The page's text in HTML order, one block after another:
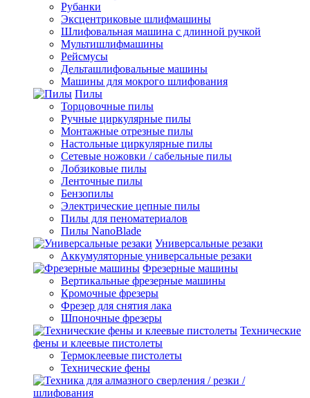
Рубанки
Эксцентриковые шлифмашины
Шлифовальная машина с длинной ручкой
Мультишлифмашины
Рейсмусы
Дельташлифовальные машины
Машины для мокрого шлифования
Пилы
Торцовочные пилы
Ручные циркулярные пилы
Монтажные отрезные пилы
Настольные циркулярные пилы
Сетевые ножовки / сабельные пилы
Лобзиковые пилы
Ленточные пилы
Бензопилы
Электрические цепные пилы
Пилы для пеноматериалов
Пилы NanoBlade
Универсальные резаки
Аккумуляторные универсальные резаки
Фрезерные машины
Вертикальные фрезерные машины
Кромочные фрезеры
Фрезер для снятия лака
Шпоночные фрезеры
Технические
фены и клеевые пистолеты
Термоклеевые пистолеты
Технические фены